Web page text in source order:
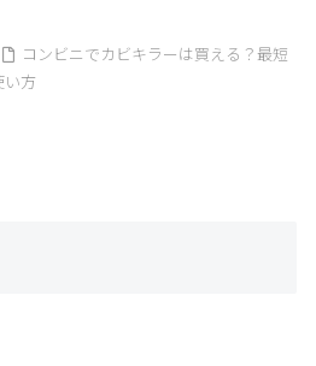
コンビニでカビキラーは買える？最短
方